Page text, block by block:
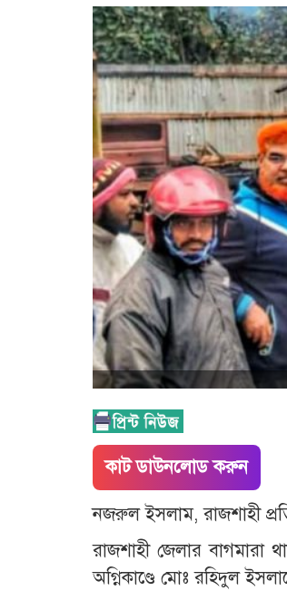
কাট ডাউনলোড করুন
নজরুল ইসলাম, রাজশাহী
রাজশাহী জেলার বাগমারা
অগ্নিকাণ্ডে মোঃ রহিদুল